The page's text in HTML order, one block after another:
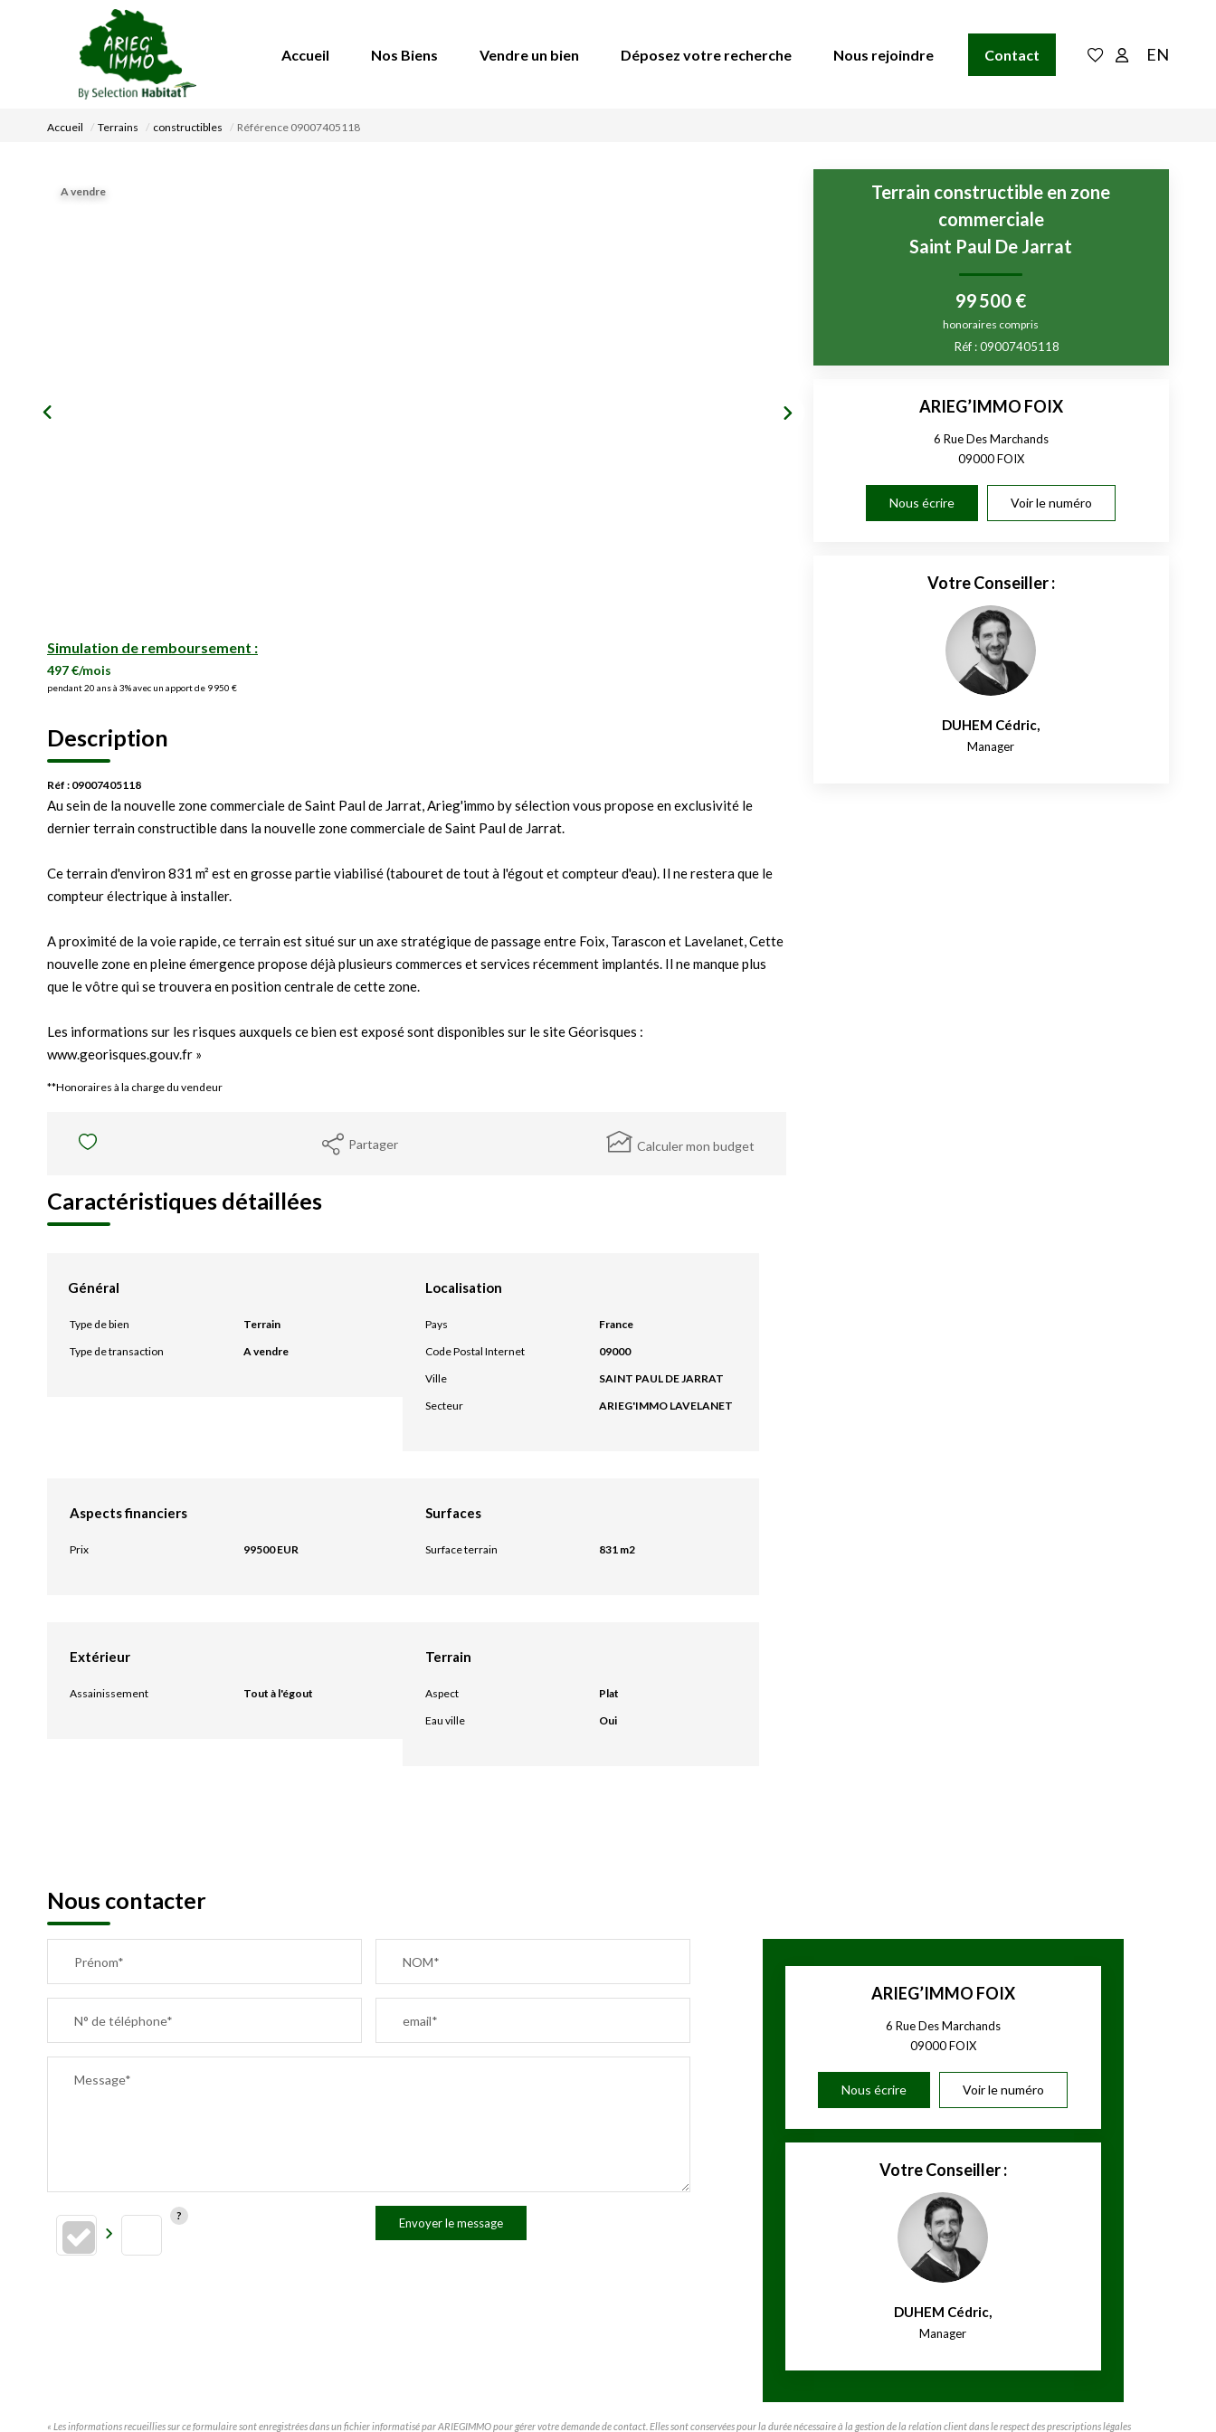
Accueil Nos Biens Vendre un bien Déposez votre recherche Nous rejoindre Contact EN
Accueil Terrains constructibles Référence 09007405118
A vendre
Simulation de remboursement :
497 €/mois
pendant 20 ans à 3% avec un apport de 9 950 €
Description
Réf : 09007405118
Au sein de la nouvelle zone commerciale de Saint Paul de Jarrat, Arieg'immo by sélection vous propose en exclusivité le
dernier terrain constructible dans la nouvelle zone commerciale de Saint Paul de Jarrat.
Ce terrain d'environ 831 m² est en grosse partie viabilisé (tabouret de tout à l'égout et compteur d'eau). Il ne restera que le
compteur électrique à installer.
A proximité de la voie rapide, ce terrain est situé sur un axe stratégique de passage entre Foix, Tarascon et Lavelanet, Cette
nouvelle zone en pleine émergence propose déjà plusieurs commerces et services récemment implantés. Il ne manque plus
que le vôtre qui se trouvera en position centrale de cette zone.
Les informations sur les risques auxquels ce bien est exposé sont disponibles sur le site Géorisques :
www.georisques.gouv.fr »
**Honoraires à la charge du vendeur
Partager Calculer mon budget
Caractéristiques détaillées
Général
Type de bien
Terrain
Type de transaction
A vendre
Localisation
Pays
France
Code Postal Internet
09000
Ville
SAINT PAUL DE JARRAT
Secteur
ARIEG'IMMO LAVELANET
Aspects financiers
Prix 99500 EUR
Surfaces
Surface terrain 831 m2
Extérieur
Assainissement Tout à l'égout
Terrain
Aspect
Plat
Eau ville
Oui
Terrain constructible en zone
commerciale
Saint Paul De Jarrat
99 500 €
honoraires compris
Réf :09007405118
ARIEG’IMMO FOIX
6 Rue Des Marchands
09000FOIX
Nous écrire Voir le numéro
Votre Conseiller :
DUHEM Cédric,
Manager
Nous contacter
Prénom* NOM*
N° de téléphone* email*
Message*
Envoyer le message
ARIEG’IMMO FOIX
6 Rue Des Marchands
09000FOIX
Nous écrire Voir le numéro
Votre Conseiller :
DUHEM Cédric,
Manager
« Les informations recueillies sur ce formulaire sont enregistrées dans un fichier informatisé par ARIEGIMMO pour gérer votre demande de contact. Elles sont conservées pour la durée nécessaire à la gestion de la relation client dans le respect des prescriptions légales